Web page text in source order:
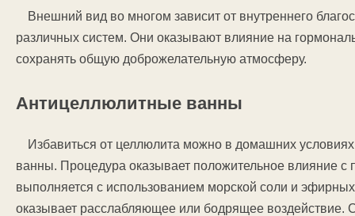
Внешний вид во многом зависит от внутреннего
различных систем. Они оказывают влияние на
сохранять общую доброжелательную атмосферу.
Антицеллюлитные ванны
Избавиться от целлюлита можно в домашних
ванны. Процедура оказывает положительное влияние с
выполняется с использованием морской соли и
оказывает расслабляющее или бодрящее воздействие.